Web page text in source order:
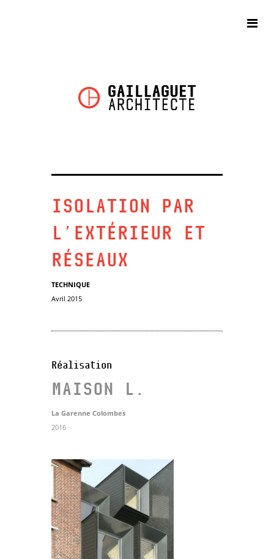
ISOLATION PAR
L’EXTÉRIEUR ET
RÉSEAUX
TECHNIQUE
Avril 2015
Réalisation
MAISON L.
La Garenne Colombes
2016